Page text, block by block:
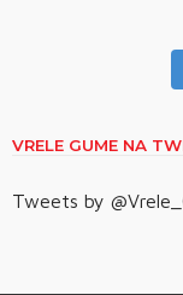
VRELE GUME NA
Tweets by